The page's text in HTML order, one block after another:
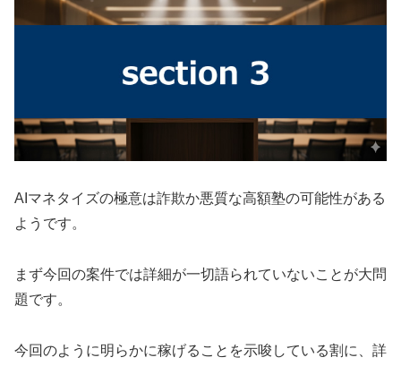
AIマネタイズの極意は詐欺か悪質な高額塾の可能性がある
ようです。
まず今回の案件では詳細が一切語られていないことが大問
題です。
今回のように明らかに稼げることを示唆している割に、 詳